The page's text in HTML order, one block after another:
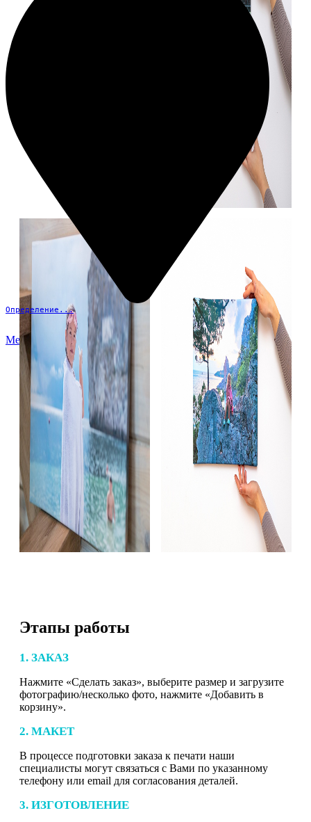
Определение...
Меню
Этапы работы
1. ЗАКАЗ
Нажмите «Сделать заказ», выберите размер и загрузите
фотографию/несколько фото, нажмите «Добавить в
корзину».
2. МАКЕТ
В процессе подготовки заказа к печати наши
специалисты могут связаться с Вами по указанному
телефону или email для согласования деталей.
3. ИЗГОТОВЛЕНИЕ